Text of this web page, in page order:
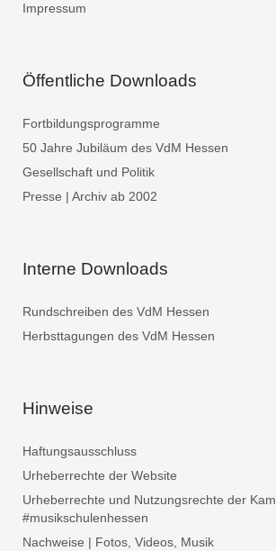
Impressum
Öffentliche Downloads
Fortbildungsprogramme
50 Jahre Jubiläum des VdM Hessen
Gesellschaft und Politik
Presse | Archiv ab 2002
Interne Downloads
Rundschreiben des VdM Hessen
Herbsttagungen des VdM Hessen
Hinweise
Haftungsausschluss
Urheberrechte der Website
Urheberrechte und Nutzungsrechte der
#musikschulenhessen
Nachweise | Fotos, Videos, Musik